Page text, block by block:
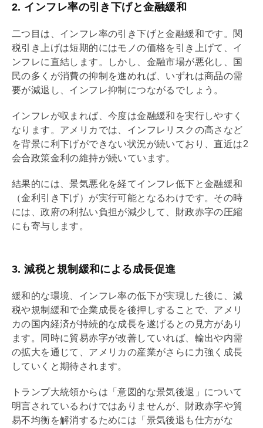
2. インフレ率の引き下げと金融緩和
二つ目は、インフレ率の引き下げと金融緩和です。関
税引き上げは短期的にはモノの価格を引き上げて、イ
ンフレに直結します。しかし、金融市場が悪化し、国
民の多くが消費の抑制を進めれば、いずれは商品の需
要が減退し、インフレ抑制につながるでしょう。
インフレが収まれば、今度は金融緩和を実行しやすく
なります。アメリカでは、インフレリスクの高さなど
を背景に利下げができない状況が続いており、直近は2
会合政策金利の維持が続いています。
結果的には、景気悪化を経てインフレ低下と金融緩和
（金利引き下げ）が実行可能となるわけです。その時
には、政府の利払い負担が減少して、財政赤字の圧縮
にも寄与します。
3. 減税と規制緩和による成長促進
緩和的な環境、インフレ率の低下が実現した後に、減
税や規制緩和で企業成長を後押しすることで、アメリ
カの国内経済が持続的な成長を遂げるとの見方があり
ます。同時に貿易赤字が改善していれば、輸出や内需
の拡大を通じて、アメリカの産業がさらに力強く成長
していくと期待されます。
トランプ大統領からは「意図的な景気後退」について
明言されているわけではありませんが、財政赤字や貿
易不均衡を解消するためには「景気後退も仕方がな